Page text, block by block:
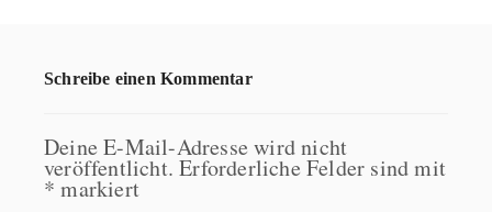
Schreibe einen Kommentar
Deine E-Mail-Adresse wird nicht
veröffentlicht. Erforderliche Felder sind mit
* markiert